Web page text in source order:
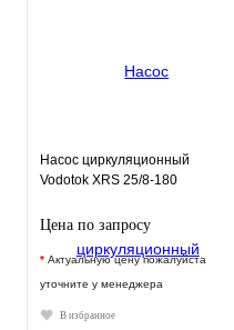
Насос циркуляционный
Vodotok XRS 25/8-180
Цена по запросу
* Актуальную цену пожалуйста
уточните у менеджера
В избранное